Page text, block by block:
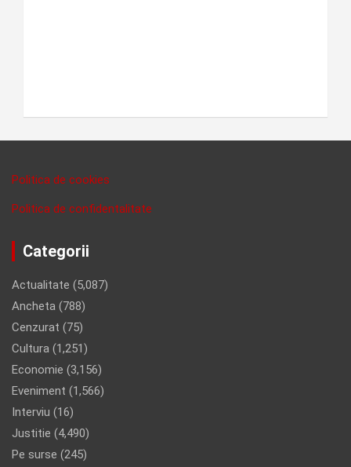
Politica de cookies
Politica de confidentalitate
Categorii
Actualitate (5,087)
Ancheta (788)
Cenzurat (75)
Cultura (1,251)
Economie (3,156)
Eveniment (1,566)
Interviu (16)
Justitie (4,490)
Pe surse (245)